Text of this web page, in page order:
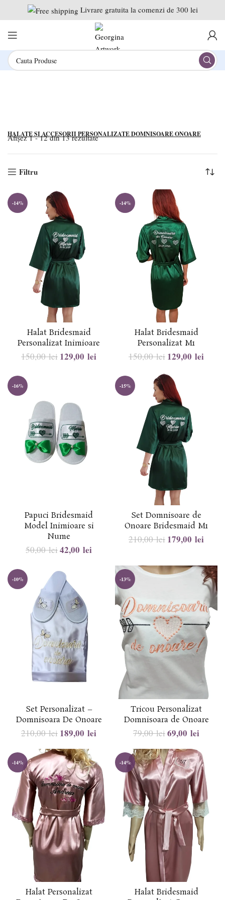
Livrare gratuita la comenzi de 300 lei
HALATE SI ACCESORII PERSONALIZATE DOMNISOARE ONOARE
Afișez 1 - 12 din 13 rezultate
Filtru
-14%
Halat Bridesmaid
Personalizat Inimioare
150,00lei 129,00 lei
-14%
Halat Bridesmaid
Personalizat M1
150,00lei 129,00 lei
-16%
Papuci Bridesmaid
Model Inimioare si
Nume
50,00lei42,00 lei
-15%
Set Domnisoare de
Onoare Bridesmaid M1
210,00lei 179,00 lei
-10%
Set Personalizat –
Domnisoara De Onoare
210,00lei 189,00 lei
-13%
Tricou Personalizat
Domnisoara de Onoare
79,00lei69,00 lei
-14%
Halat Personalizat
-14%
Halat Bridesmaid